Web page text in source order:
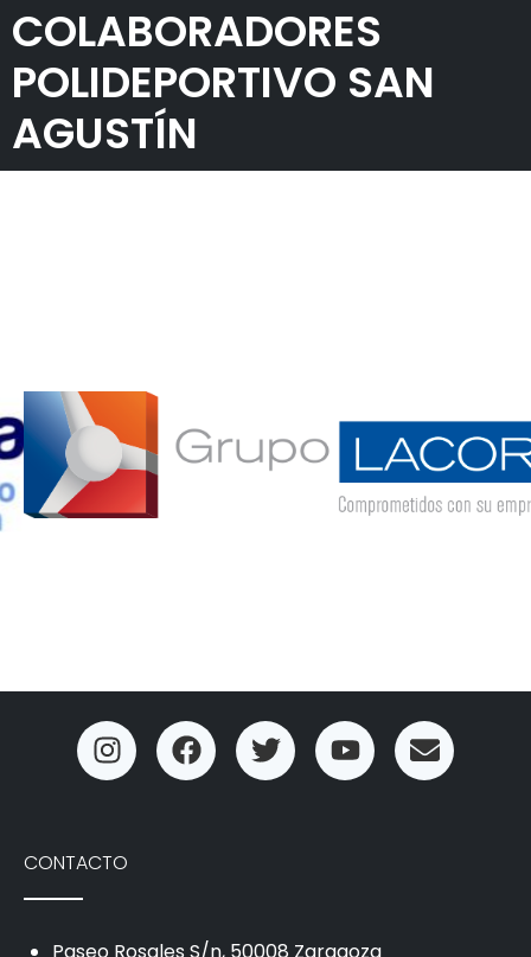
COLABORADORES
POLIDEPORTIVO SAN
AGUSTÍN
CONTACTO
Paseo Rosales S/n, 50008 Zaragoza